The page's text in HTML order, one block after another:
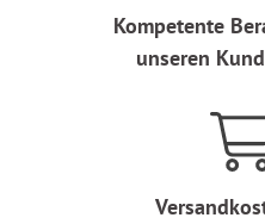
Kompetente
unseren